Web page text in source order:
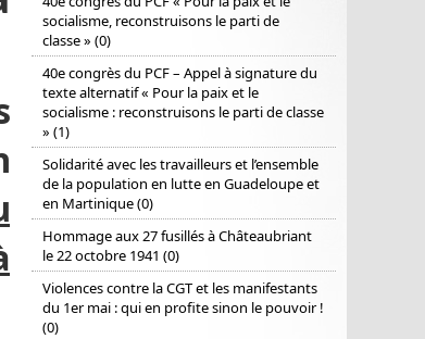
socialisme, reconstruisons le parti de
classe » (0)
40e congrès du PCF – Appel à signature du
texte alternatif « Pour la paix et le
socialisme : reconstruisons le parti de classe
» (1)
Solidarité avec les travailleurs et l’ensemble
de la population en lutte en Guadeloupe et
en Martinique (0)
Hommage aux 27 fusillés à Châteaubriant
le 22 octobre 1941 (0)
Violences contre la CGT et les manifestants
du 1er mai : qui en profite sinon le pouvoir !
(0)